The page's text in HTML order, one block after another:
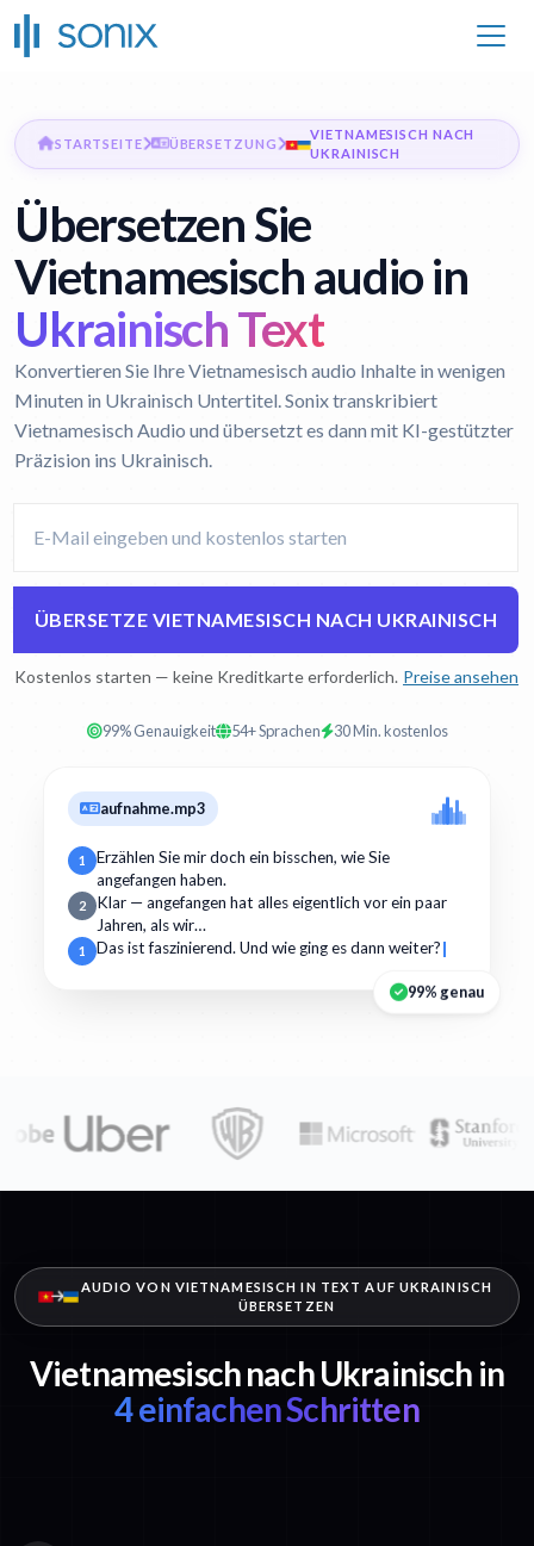
STARTSEITE ÜBERSETZUNG
VIETNAMESISCH NACH
UKRAINISCH
Übersetzen Sie
Vietnamesisch audio in
Ukrainisch Text
Konvertieren Sie Ihre Vietnamesisch audio Inhalte in wenigen
Minuten in Ukrainisch Untertitel. Sonix transkribiert
Vietnamesisch Audio und übersetzt es dann mit KI-gestützter
Präzision ins Ukrainisch.
ÜBERSETZE VIETNAMESISCH NACH UKRAINISCH
Kostenlos starten — keine Kreditkarte erforderlich. Preise ansehen
99% Genauigkeit 54+ Sprachen 30 Min. kostenlos
aufnahme.mp3
1
Erzählen Sie mir doch ein bisschen, wie Sie
angefangen haben.
2
Klar — angefangen hat alles eigentlich vor ein paar
Jahren, als wir…
1 Das ist faszinierend. Und wie ging es dann weiter?
99% genau
AUDIO VON VIETNAMESISCH IN TEXT AUF UKRAINISCH
ÜBERSETZEN
Vietnamesisch nach Ukrainisch in
4 einfachen Schritten